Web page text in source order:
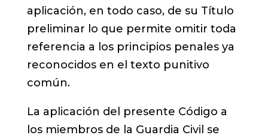
aplicación, en todo caso, de su Título
preliminar lo que permite omitir toda
referencia a los principios penales ya
reconocidos en el texto punitivo
común.
La aplicación del presente Código a
los miembros de la Guardia Civil se